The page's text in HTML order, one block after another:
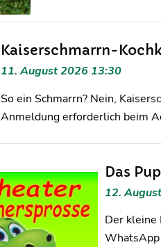
Kaiserschmarrn-
11. August 2026 13:30
So ein Schmarrn? Nein,
Anmeldung erforderlich beim
Das
12.
Der kleine